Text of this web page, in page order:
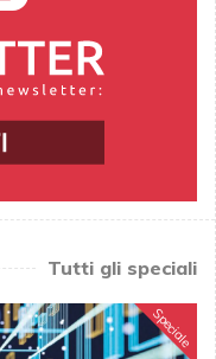
Tutti gli speciali
Speciale